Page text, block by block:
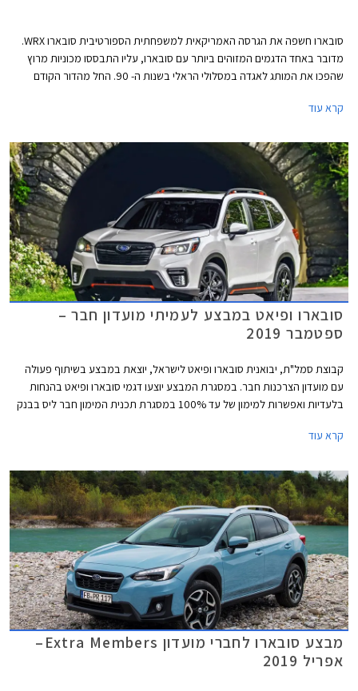
סובארו חשפה את הגרסה האמריקאית למשפחתית הספורטיבית סובארו WRX.
מדובר באחד הדגמים המזוהים ביותר עם סובארו, עליו התבססו מכוניות מרוץ
שהפכו את המותג לאגדה במסלולי הראלי בשנות ה- 90. החל מהדור הקודם
ומתחדש גם במראה חדש לחלוטין שאינו זהה לסובארו אימפרזה הנוכחית.
קרא עוד
סובארו ופיאט במבצע לעמיתי מועדון חבר –
ספטמבר 2019
קבוצת סמל"ת, יבואנית סובארו ופיאט לישראל, יוצאת במבצע בשיתוף פעולה
עם מועדון הצרכנות חבר. במסגרת המבצע יוצעו דגמי סובארו ופיאט בהנחות
בלעדיות ואפשרות למימון של עד 100% במסגרת תכנית המימון חבר ליס בבנק
אולמות התצוגה של סובארו ופיאט ברחבי הארץ.
קרא עוד
מבצע סובארו לחברי מועדון Extra Members–
אפריל 2019